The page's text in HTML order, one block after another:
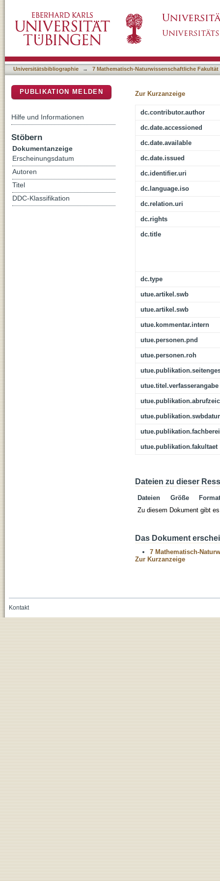
Gruppentrainingsprogramm :
Stressbewältigung
Universitätsbibliographie → 7 Mathematisch-Naturwissenschaftliche Fakultät
Zur Kurzanzeige
dc.contributor.author
dc.date.accessioned
dc.date.available
dc.date.issued
dc.identifier.uri
dc.language.iso
dc.relation.uri
dc.rights
dc.title
dc.type
utue.artikel.swb
utue.artikel.swb
utue.kommentar.intern
utue.personen.pnd
utue.personen.roh
utue.titel.verfasserangabe
utue.publikation.fakultaet
Dateien zu dieser
Dateien Größe
Format
Zu diesem Dokument gibt
Das Dokument
7 Mathematisch-
Zur Kurzanzeige
PUBLIKATION MELDEN
Hilfe und Informationen
Stöbern
Dokumentanzeige
Erscheinungsdatum
Autoren
Titel
DDC-Klassifikation
Kontakt